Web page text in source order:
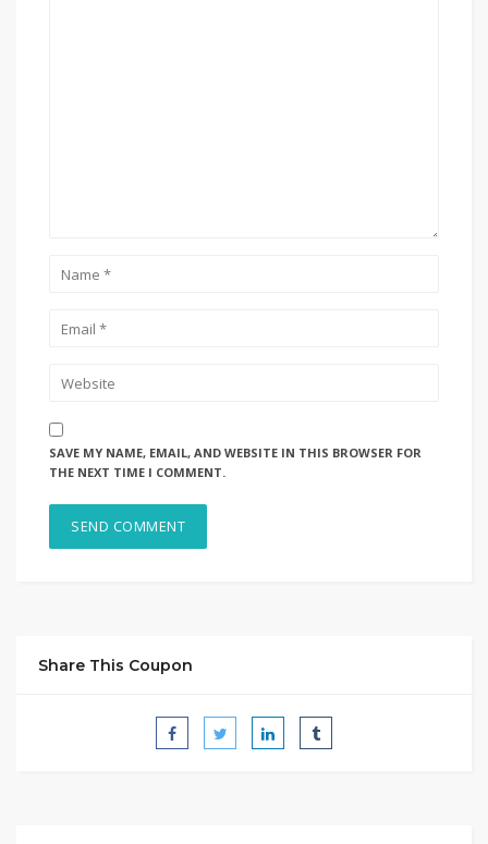
SAVE MY NAME, EMAIL, AND WEBSITE IN THIS BROWSER FOR
THE NEXT TIME I COMMENT.
Share This Coupon